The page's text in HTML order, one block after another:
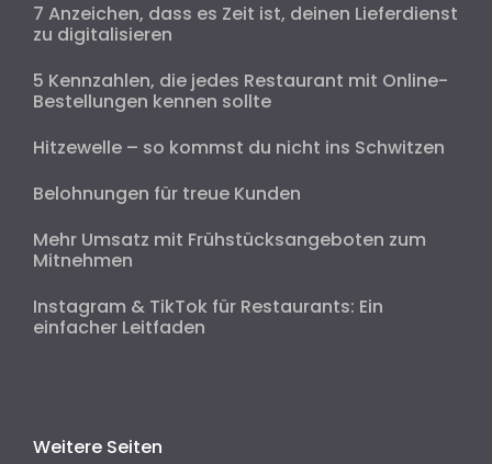
7 Anzeichen, dass es Zeit ist, deinen Lieferdienst
zu digitalisieren
5 Kennzahlen, die jedes Restaurant mit Online-
Bestellungen kennen sollte
Hitzewelle – so kommst du nicht ins Schwitzen
Belohnungen für treue Kunden
Mehr Umsatz mit Frühstücksangeboten zum
Mitnehmen
Instagram & TikTok für Restaurants: Ein
einfacher Leitfaden
Weitere Seiten